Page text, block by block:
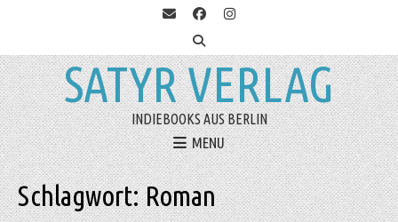
SATYR VERLAG
INDIEBOOKS AUS BERLIN
MENU
Schlagwort:Roman